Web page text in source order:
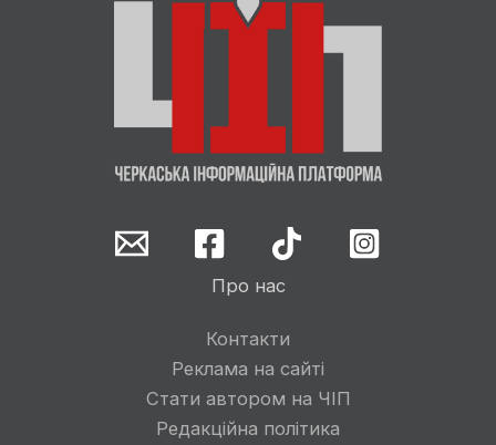
Про нас
Контакти
Реклама на сайті
Стати автором на ЧІП
Редакційна політика